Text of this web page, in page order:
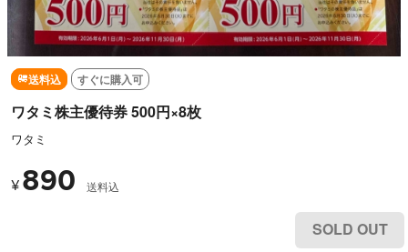
送料込 すぐに購入可
ワタミ株主優待券 500円×8枚
ワタミ
¥ 890 送料込
SOLD OUT